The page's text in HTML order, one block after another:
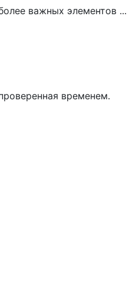
важных элементов ...
временем.